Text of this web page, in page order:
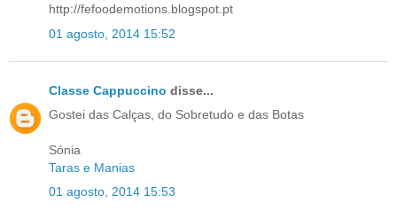
http://fefoodemotions.blogspot.pt
01 agosto, 2014 15:52
Classe Cappuccino disse...
Gostei das Calças, do Sobretudo e das Botas
Sónia
Taras e Manias
01 agosto, 2014 15:53